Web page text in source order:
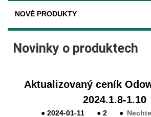
NOVÉ PRODUKTY
Novinky o produktech
Aktualizovaný ceník
2024.1.8-1.10
● 2024-01-11 ● 2 ●